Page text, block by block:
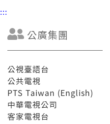
:::
公廣集團
公視臺語台
公共電視
PTS Taiwan (English)
中華電視公司
客家電視台